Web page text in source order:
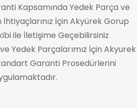
Kapsamında Yedek Parça ve
İçin Akyürek Gorup
ile İletişime Geçebilirsiniz
Yedek Parçalarımız İçin Akyurek
Garanti Prosedürlerini